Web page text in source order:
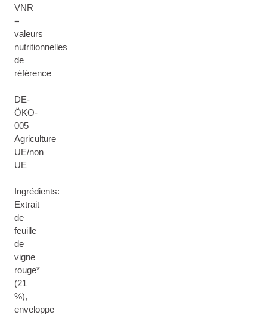
VNR
=
valeurs
nutritionnelles
de
référence
DE-
ÖKO-
005
Agriculture
UE/non
UE
Ingrédients:
Extrait
de
feuille
de
vigne
rouge*
(21
%),
enveloppe